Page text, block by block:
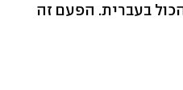
בעברית. הפעם זה